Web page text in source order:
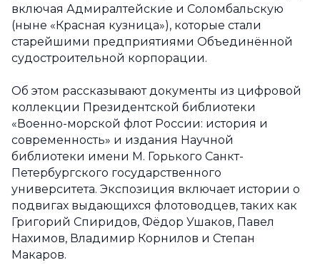
включая Адмиралтейские и Соломбальскую
(ныне «Красная кузница»), которые стали
старейшими предприятиями Объединённой
судостроительной корпорации.
Об этом рассказывают документы из цифровой
коллекции Президентской библиотеки
«Военно-морской флот России: история и
современность» и издания Научной
библиотеки имени М. Горького Санкт-
Петербургского государственного
университета. Экспозиция включает истории о
подвигах выдающихся флотоводцев, таких как
Григорий Спиридов, Фёдор Ушаков, Павел
Нахимов, Владимир Корнилов и Степан
Макаров.